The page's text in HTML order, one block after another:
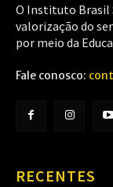
O Instituto Brasil
valorização do
por meio da
Fale conosco:
RECENTES